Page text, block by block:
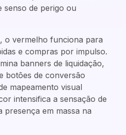
senso de perigo ou
o vermelho funciona para
e compras por impulso.
banners de liquidação,
botões de conversão
mapeamento visual
intensifica a sensação de
presença em massa na